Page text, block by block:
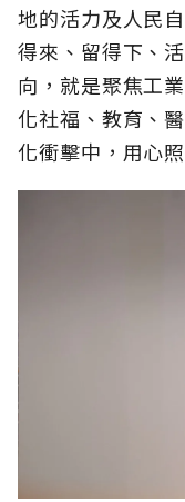
地的活力及人民
得來、留得下、
向，就是聚焦工
化社福、教育、
化衝擊中，用心